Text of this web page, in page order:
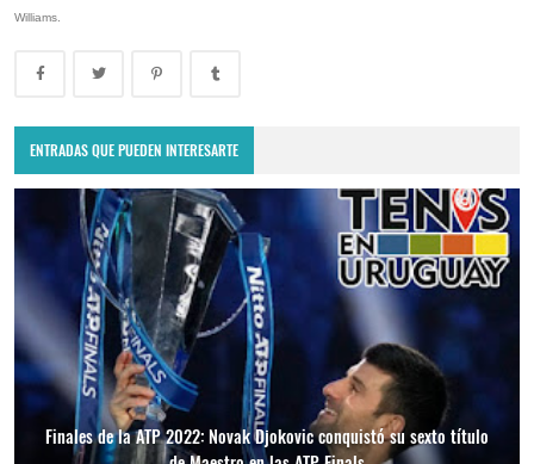
Williams.
ENTRADAS QUE PUEDEN INTERESARTE
Finales de la ATP 2022: Novak Djokovic conquistó su sexto título